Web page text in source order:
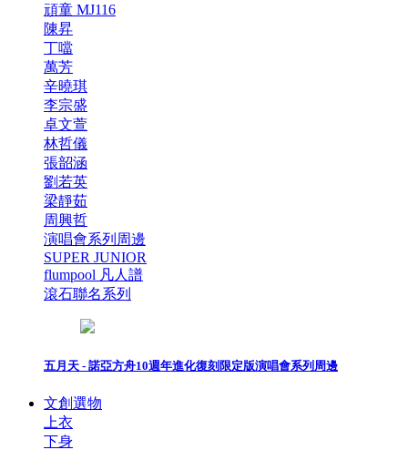
頑童 MJ116
陳昇
丁噹
萬芳
辛曉琪
李宗盛
卓文萱
林哲儀
張韶涵
劉若英
梁靜茹
周興哲
演唱會系列周邊
SUPER JUNIOR
flumpool 凡人譜
滾石聯名系列
五月天 - 諾亞方舟10週年進化復刻限定版演唱會系列周邊
文創選物
上衣
下身